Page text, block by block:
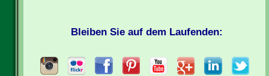
Bleiben Sie auf dem Laufenden: